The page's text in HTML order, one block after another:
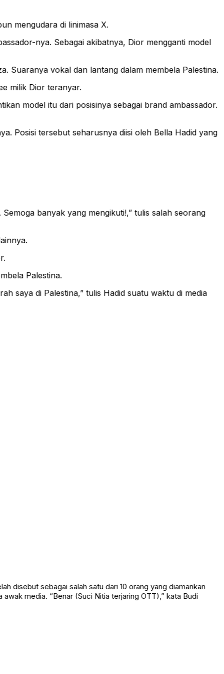
mengudara di linimasa X.
nya. Sebagai akibatnya, Dior mengganti model
Suaranya vokal dan lantang dalam membela Palestina.
milik Dior teranyar.
model itu dari posisinya sebagai brand ambassador.
Posisi tersebut seharusnya diisi oleh Bella Hadid yang
banyak yang mengikuti!,” tulis salah seorang
Palestina.
saya di Palestina,” tulis Hadid suatu waktu di media
disebut sebagai salah satu dari 10 orang yang diamankan
media. “Benar (Suci Nitia terjaring OTT),” kata Budi